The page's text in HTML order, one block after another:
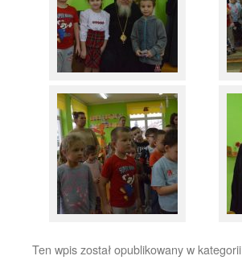
Ten wpis został opublikowany w kategorii